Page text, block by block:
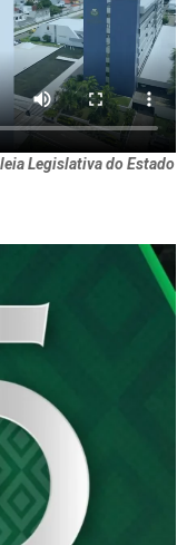
Legislativa do Estado